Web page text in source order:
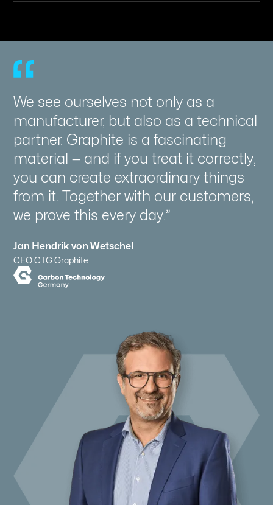
We see ourselves not only as a
manufacturer, but also as a technical
partner. Graphite is a fascinating
material — and if you treat it correctly,
you can create extraordinary things
from it. Together with our customers,
we prove this every day.”
Jan Hendrik von Wetschel
CEO CTG Graphite